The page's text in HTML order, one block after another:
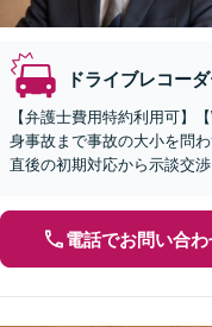
ドライブレコー
【弁護士費用特約利用可】
身事故まで事故の大小を問
直後の初期対応から示談交
電話でお問い合わ